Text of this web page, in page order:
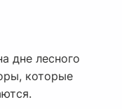
дне лесного
которые